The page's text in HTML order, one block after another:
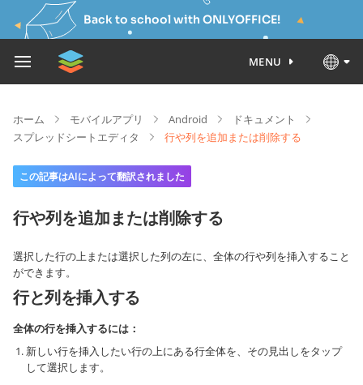
Back to school with ONLYOFFICE!
MENU
ホーム モバイルアプリ Android
ドキュメント
スプレッドシートエディタ
行や列を追加または削除する
この記事はAIによって翻訳されました
行や列を追加または削除する
選択した行の上または選択した列の左に、全体の行や列を挿入すること
ができます。
行と列を挿入する
全体の行を挿入するには：
新しい行を挿入したい行の上にある行全体を、その見出しをタップ
して選択します。